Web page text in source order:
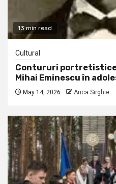
13 min read
Cultural
Contururi portretistice
Mihai Eminescu în
May 14, 2026 Anca Sirghie